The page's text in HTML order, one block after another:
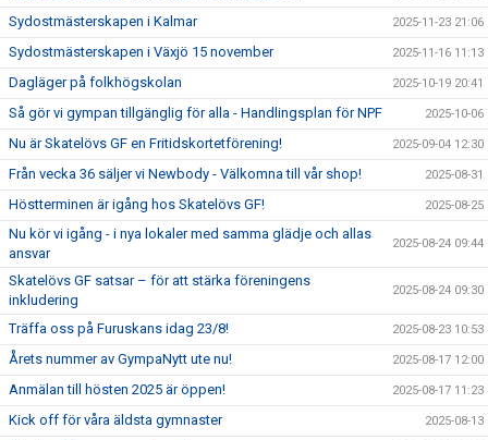
Sydostmästerskapen i Kalmar 2025-11-23 21:06
Sydostmästerskapen i Växjö 15 november 2025-11-16 11:13
Dagläger på folkhögskolan 2025-10-19 20:41
Så gör vi gympan tillgänglig för alla - Handlingsplan för NPF 2025-10-06
Nu är Skatelövs GF en Fritidskortetförening! 2025-09-04 12:30
Från vecka 36 säljer vi Newbody - Välkomna till vår shop! 2025-08-31
Höstterminen är igång hos Skatelövs GF! 2025-08-25
Nu kör vi igång - i nya lokaler med samma glädje och allas
ansvar
2025-08-24 09:44
Skatelövs GF satsar – för att stärka föreningens
inkludering
2025-08-24 09:30
Träffa oss på Furuskans idag 23/8! 2025-08-23 10:53
Årets nummer av GympaNytt ute nu! 2025-08-17 12:00
Anmälan till hösten 2025 är öppen! 2025-08-17 11:23
Kick off för våra äldsta gymnaster 2025-08-13